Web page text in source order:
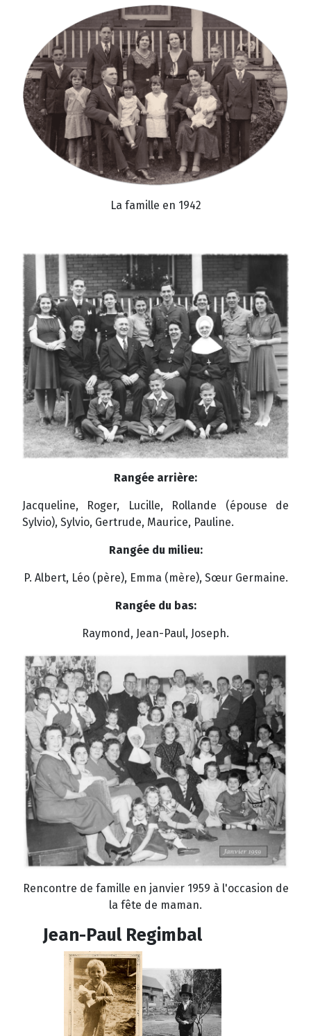
La famille en 1942
Rangée arrière:
Jacqueline, Roger, Lucille, Rollande (épouse de
Sylvio), Sylvio, Gertrude, Maurice, Pauline.
Rangée du milieu:
P. Albert, Léo (père), Emma (mère), Sœur Germaine.
Rangée du bas:
Raymond, Jean-Paul, Joseph.
Rencontre de famille en janvier 1959 à l'occasion de
la fête de maman.
Jean-Paul Regimbal